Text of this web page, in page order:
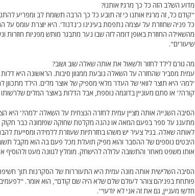
מדוע השלב הזה כל כך מרגיז אותנו?
"קודם כל, זה מרגיז אותנו כי זה תובע כל כך הרבה תשומת לב ומפריע
כל פניה שחוזרת על עצמה נתפסת בעינינו כ'נדנוד'. היא יוצרת עומס על
מהשאילה החוזרת באופן דומה לזה שבו נער מתבגר מותש מפניות חוזרות
שיעורים".
מה גורם לילד לחזור ולשאול את אותה שאלה שוב ושוב?
עמית מסביר שהחזרה על השאלה נובעת ממגוון סיבות. הראשונה היא
'למה' היא תוצר לוואי של העדר מלאי מספיק של אוצר מלים. הילד מתכוון
קורה?' או סתם מעוניין בדוגמה נוספת, אבל הדלות באוצר המלים
הסיבה השנייה אותה מציין עמית לחזרה הנצחית על השאלה 'למה?' היא
מתענג על ספר בפעם המאה או נהנה מקלטת שחוקה שפזמונה כבר חקוק
לאותה שאלה. בגיל צעיר יש משהו בחזרתיות שעוזרת ללמידה ומסייעת
היבטים נוספים של ההסבר והוא מפיק תועלת מכל פעם בה הוא מקבל
אותו משפט מאחר והתשובה עלולה להישחק. מומלץ לגוונה מעט ולהוסיף
הסיבה השלישית אותה מונה עמית היא התעוררות של הסקרנות תוך
פותחת בפניהם צוהר לעולם שלם שלא היה שם קודם", הוא אומר.
חדש! מעניין, גם את זה אני לא יודע!"'.